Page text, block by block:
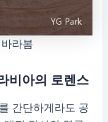
라봄
비아의 로렌스
간단하게라도 공